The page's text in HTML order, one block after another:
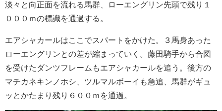
淡々と向正面を流れる馬群、ローエングリン先頭で残り１
０００ｍの標識を通過する。
エアシャカールはここでスパートをかけた。３馬身あった
ローエングリンとの差が縮まっていく。藤田騎手から合図
を受けたダンツフレームもエアシャカールを追う。後方の
マチカネキンノホシ、ツルマルボーイも急追、馬群がギュ
ッとかたまり残り６００ｍを通過。